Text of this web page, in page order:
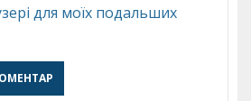
для моїх подальших